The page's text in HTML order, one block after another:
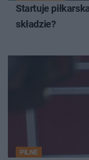
Startuje
składzie?
PILNE